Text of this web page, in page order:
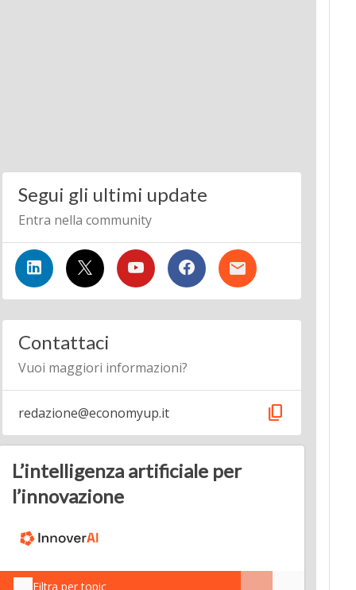
Segui gli ultimi update
Entra nella community
Contattaci
Vuoi maggiori informazioni?
redazione@economyup.it content_copy
L’intelligenza artificiale per
l’innovazione
Filtra per topic